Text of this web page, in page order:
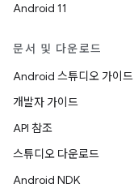
Android 11
문서 및 다운로드
Android 스튜디오 가이드
개발자 가이드
API 참조
스튜디오 다운로드
Android NDK